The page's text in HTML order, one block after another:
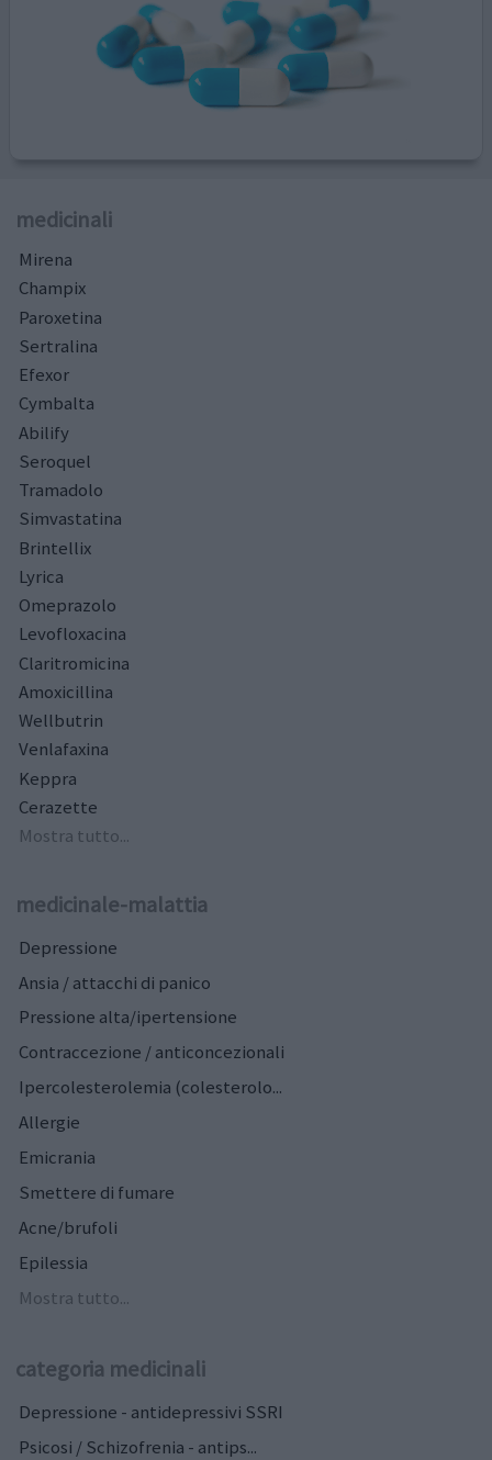
medicinali
Mirena
Champix
Paroxetina
Sertralina
Efexor
Cymbalta
Abilify
Seroquel
Tramadolo
Simvastatina
Brintellix
Lyrica
Omeprazolo
Levofloxacina
Claritromicina
Amoxicillina
Wellbutrin
Venlafaxina
Keppra
Cerazette
Mostra tutto...
medicinale-malattia
Depressione
Ansia / attacchi di panico
Pressione alta/ipertensione
Contraccezione / anticoncezionali
Ipercolesterolemia (colesterolo...
Allergie
Emicrania
Smettere di fumare
Acne/brufoli
Epilessia
Mostra tutto...
categoria medicinali
Depressione - antidepressivi SSRI
Psicosi / Schizofrenia - antips...